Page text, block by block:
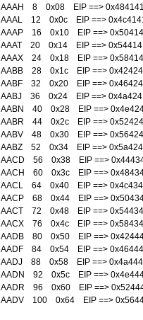
AAAH 8 0x08 EIP ==>
AAAL 12 0x0c EIP ==>
AAAP 16 0x10 EIP ==>
AAAT 20 0x14 EIP ==>
AAAX 24 0x18 EIP ==>
AABB 28 0x1c EIP ==>
AABF 32 0x20 EIP ==>
AABJ 36 0x24 EIP ==>
AABN 40 0x28 EIP ==>
AABR 44 0x2c EIP ==>
AABV 48 0x30 EIP ==>
AABZ 52 0x34 EIP ==>
AACD 56 0x38 EIP ==>
AACH 60 0x3c EIP ==>
AACL 64 0x40 EIP ==>
AACP 68 0x44 EIP ==>
AACT 72 0x48 EIP ==>
AACX 76 0x4c EIP ==>
AADB 80 0x50 EIP ==>
AADF 84 0x54 EIP ==>
AADJ 88 0x58 EIP ==>
AADN 92 0x5c EIP ==>
AADR 96 0x60 EIP ==>
AADV 100 0x64 EIP ==>